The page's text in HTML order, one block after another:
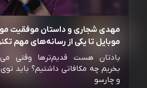
مهدی شجاری و داستان موفقیت
موبایل تا یکی از رسانه‌‌های مهم
یادتان هست قدیم‌ترها وقتی
بخریم چه مکافاتی داشتیم؟ باید توی
و چارسو